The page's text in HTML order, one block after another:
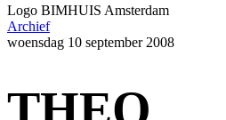
Logo BIMHUIS Amsterdam
Archief
woensdag 10 september 2008